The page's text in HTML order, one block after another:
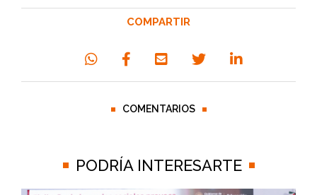
COMPARTIR
COMENTARIOS
PODRÍA INTERESARTE